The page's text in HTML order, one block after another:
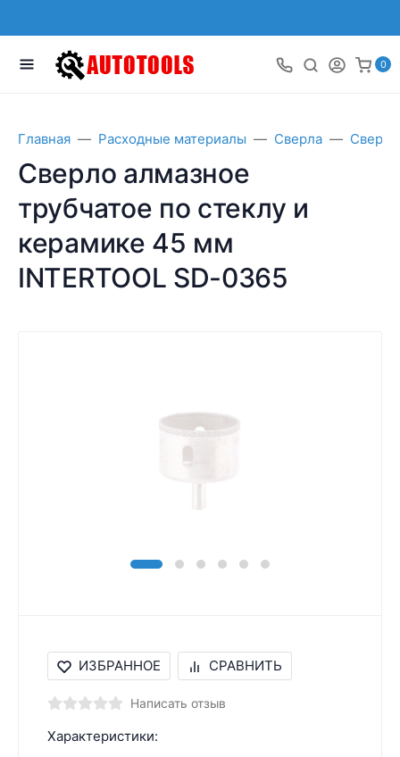
0
Главная Расходные материалы Сверла
Сверло алмазное
трубчатое по стеклу и
керамике 45 мм
INTERTOOL SD-0365
ИЗБРАННОЕ СРАВНИТЬ
Написать отзыв
Характеристики: